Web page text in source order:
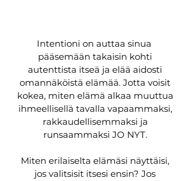
Intentioni on auttaa sinua
pääsemään takaisin kohti
autenttista itseä ja elää aidosti
omannäköistä elämää. Jotta voisit
kokea, miten elämä alkaa muuttua
ihmeellisellä tavalla vapaammaksi,
rakkaudellisemmaksi ja
runsaammaksi JO NYT.
Miten erilaiselta elämäsi näyttäisi,
jos valitsisit itsesi ensin? Jos